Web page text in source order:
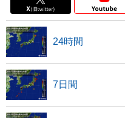
24時間
7日間